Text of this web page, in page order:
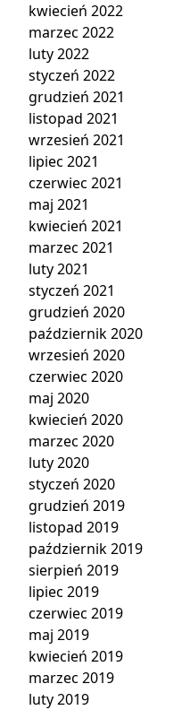
kwiecień 2022
marzec 2022
luty 2022
styczeń 2022
grudzień 2021
listopad 2021
wrzesień 2021
lipiec 2021
czerwiec 2021
maj 2021
kwiecień 2021
marzec 2021
luty 2021
styczeń 2021
grudzień 2020
październik 2020
wrzesień 2020
czerwiec 2020
maj 2020
kwiecień 2020
marzec 2020
luty 2020
styczeń 2020
grudzień 2019
listopad 2019
październik 2019
sierpień 2019
lipiec 2019
czerwiec 2019
maj 2019
kwiecień 2019
marzec 2019
luty 2019